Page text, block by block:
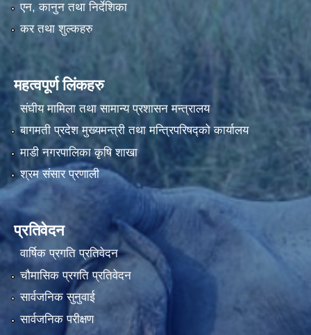
एन, कानुन तथा निर्देशिका
कर तथा शुल्कहरु
महत्वपूर्ण लिंकहरु
संघीय मामिला तथा सामान्य प्रशासन मन्त्रालय
बागमती प्रदेश मुख्यमन्त्री तथा मन्त्रिपरिषद्को कार्यालय
माडी नगरपालिका कृषि शाखा
श्रम संसार प्रणाली
प्रतिवेदन
वार्षिक प्रगति प्रतिवेदन
चौमासिक प्रगति प्रतिवेदन
सार्वजनिक सुनुवाई
सार्वजनिक परीक्षण